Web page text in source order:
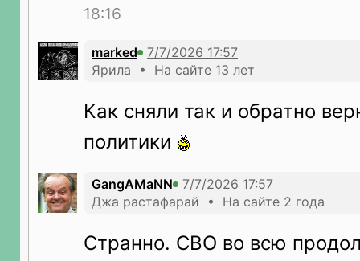
18:16
marked
Ярила • На сайте 13 лет
Как сняли так и обратно
политики
GangAMaNN
Джа растафарай • На сайте 2 года
Странно. СВО во всю